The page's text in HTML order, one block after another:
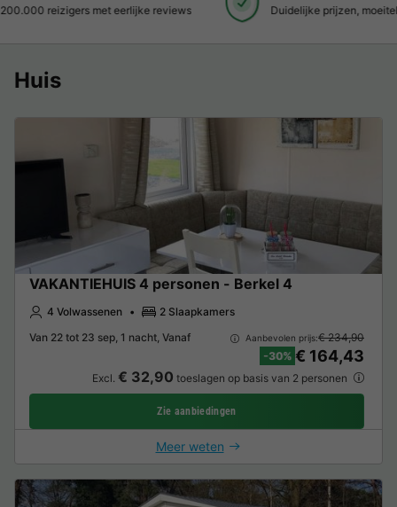
Duidelijke prijzen, moeiteloos boeken en veilige betaalomgeving
Huis
VAKANTIEHUIS 4 personen - Berkel 4
4 Volwassenen
2 Slaapkamers
Van 22 tot 23 sep, 1 nacht, Vanaf
Aanbevolen prijs:€ 234,90
-30% € 164,43
Excl. € 32,90 toeslagen op basis van 2 personen
Zie aanbiedingen
Meer weten